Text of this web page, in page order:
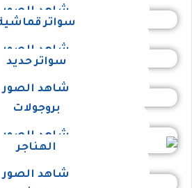
شاهد الصور
سواتر
شاهد الصور
سواتر حديد
شاهد الصور
بروجولات
شاهد الصور
الهناجر
شاهد الصور